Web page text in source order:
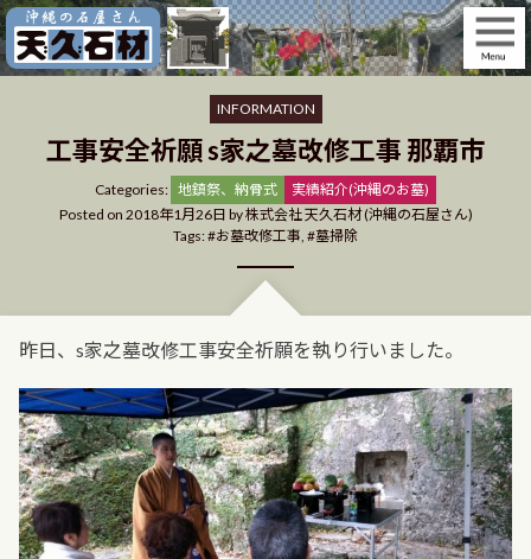
Skip
to
content
INFORMATION
工事安全祈願 s家之墓改修工事 那覇市
Categories: Categories
地鎮祭、納骨式
実績紹介(沖縄のお墓)
Posted on 2018年1月26日 by株式会社 天久石材 (沖縄の石屋さん)
Tags:
お墓改修工事, 墓掃除
昨日、s家之墓改修工事安全祈願を執り行いました。